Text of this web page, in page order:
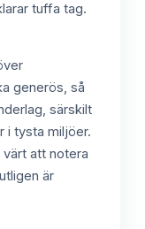
tuffa tag.
generös, så
särskilt
i tysta miljöer.
att notera
är